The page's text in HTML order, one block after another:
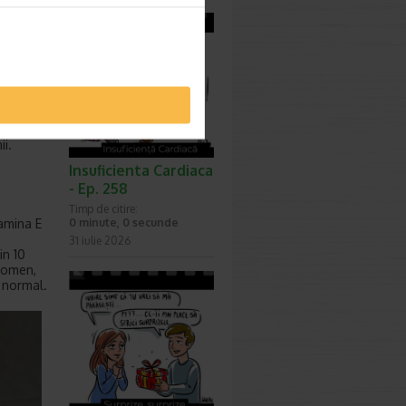
de
E
10
Insuficienta Cardiaca
- Ep. 258
Timp de citire:
0 minute, 0 secunde
31 iulie 2026